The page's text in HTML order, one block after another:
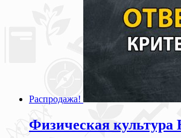
Распродажа!
Физическая